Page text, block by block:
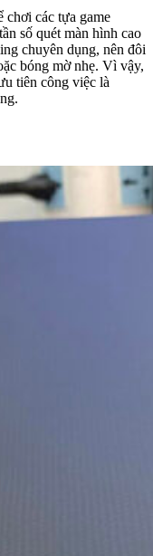
chơi các tựa game
số quét màn hình cao
chuyên dụng, nên đôi
bóng mờ nhẹ. Vì vậy,
tiên công việc là